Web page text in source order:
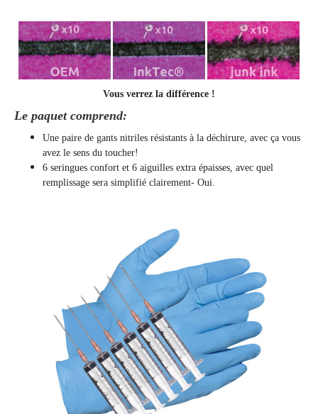
Vous verrez la différence !
Le paquet comprend:
Une paire de gants nitriles résistants à la déchirure, avec ça vous
avez le sens du toucher!
6 seringues confort et 6 aiguilles extra épaisses, avec quel
remplissage sera simplifié clairement- Oui.